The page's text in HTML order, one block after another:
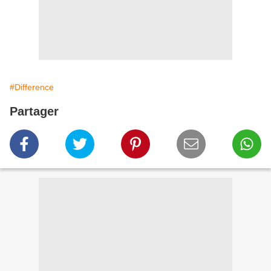
#Difference
Partager